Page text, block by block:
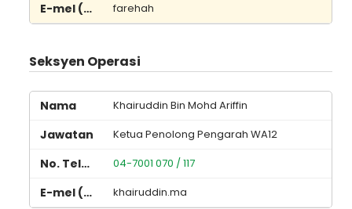
farehah
Seksyen Operasi
Khairuddin Bin Mohd Ariffin
Ketua Penolong Pengarah WA12
04-7001 070 / 117
khairuddin.ma